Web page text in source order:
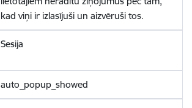
kad viņi ir izlasījuši un aizvēruši tos.
Sesija
auto_popup_showed